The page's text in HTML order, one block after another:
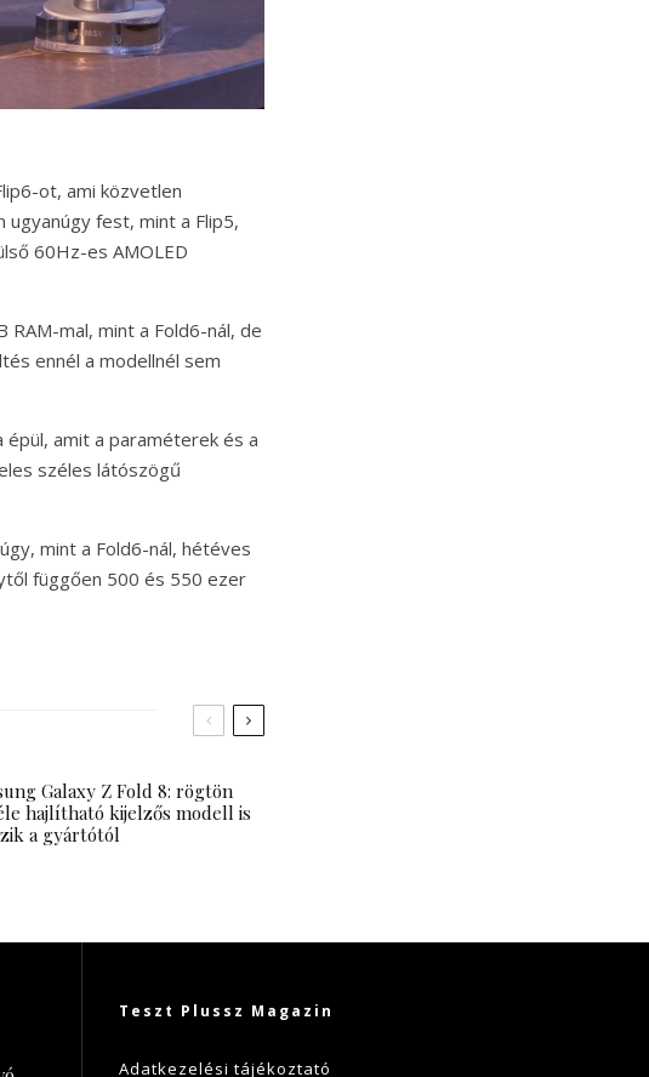
ot, ami közvetlen
fest, mint a Flip5,
60Hz-es AMOLED
mal, mint a Fold6-nál, de
ennél a modellnél sem
amit a paraméterek és a
széles látószögű
mint a Fold6-nál, hétéves
függően 500 és 550 ezer
Galaxy Z Fold 8: rögtön
hajlítható kijelzős modell is
a gyártótól
Teszt Plussz Magazin
Adatkezelési tájékoztató